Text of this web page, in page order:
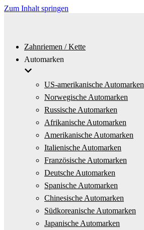
Zum Inhalt springen
Zahnriemen / Kette
Automarken
US-amerikanische Automarken
Norwegische Automarken
Russische Automarken
Afrikanische Automarken
Amerikanische Automarken
Italienische Automarken
Französische Automarken
Deutsche Automarken
Spanische Automarken
Chinesische Automarken
Südkoreanische Automarken
Japanische Automarken